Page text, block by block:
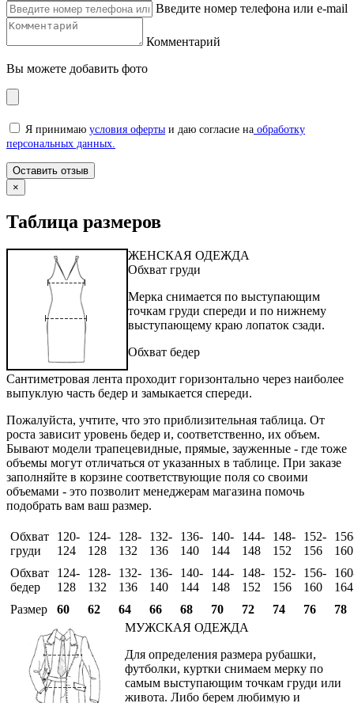
Введите номер телефона или e-mail
Комментарий
Вы можете добавить фото
Я принимаю условия оферты и даю согласие на обработку
персональных данных.
×
Таблица размеров
ЖЕНСКАЯ ОДЕЖДА
Обхват груди
Мерка снимается по выступающим
точкам груди спереди и по нижнему
выступающему краю лопаток сзади.
Обхват бедер
Сантиметровая лента проходит горизонтально через наиболее
выпуклую часть бедер и замыкается спереди.
Пожалуйста, учтите, что это приблизительная таблица. От
роста зависит уровень бедер и, соответственно, их объем.
Бывают модели трапецевидные, прямые, зауженные - где тоже
объемы могут отличаться от указанных в таблице. При заказе
заполняйте в корзине соответствующие поля со своими
объемами - это позволит менеджерам магазина помочь
подобрать вам ваш размер.
Обхват
груди
120-
124
124-
128
128-
132
132-
136
136-
140
140-
144
144-
148
148-
152
152-
156
160
Обхват
бедер
124-
128
128-
132
132-
136
136-
140
140-
144
144-
148
148-
152
152-
156
156-
160
164
Размер
60 62 64 66 68 70 72 74 76
78
МУЖСКАЯ ОДЕЖДА
Для определения размера рубашки,
футболки, куртки снимаем мерку по
самым выступающим точкам груди или
живота. Либо берем любимую и